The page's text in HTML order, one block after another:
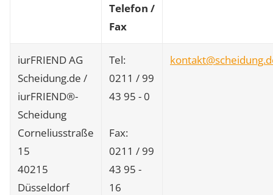
Telefon /
Fax
iurFRIEND AG
Scheidung.de /
iurFRIEND®-
Scheidung
Corneliusstraße
15
40215
Düsseldorf
Tel:
0211 / 99
43 95 - 0
Fax:
0211 / 99
43 95 -
16